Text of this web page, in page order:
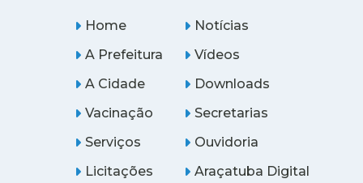
Home
A Prefeitura
A Cidade
Notícias
Vídeos
Downloads
Vacinação
Serviços
Licitações
Secretarias
Ouvidoria
Araçatuba Digital